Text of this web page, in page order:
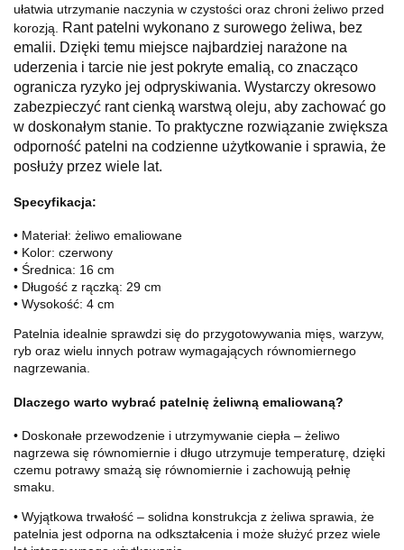
ułatwia utrzymanie naczynia w czystości oraz chroni żeliwo przed
korozją.
Rant patelni wykonano z surowego żeliwa, bez
emalii. Dzięki temu miejsce najbardziej narażone na
uderzenia i tarcie nie jest pokryte emalią, co znacząco
ogranicza ryzyko jej odpryskiwania. Wystarczy okresowo
zabezpieczyć rant cienką warstwą oleju, aby zachować go
w doskonałym stanie. To praktyczne rozwiązanie zwiększa
odporność patelni na codzienne użytkowanie i sprawia, że
posłuży przez wiele lat.
Specyfikacja:
• Materiał: żeliwo emaliowane
• Kolor: czerwony
• Średnica: 16 cm
• Długość z rączką: 29 cm
• Wysokość: 4 cm
Patelnia idealnie sprawdzi się do przygotowywania mięs, warzyw,
ryb oraz wielu innych potraw wymagających równomiernego
nagrzewania.
Dlaczego warto wybrać patelnię żeliwną emaliowaną?
• Doskonałe przewodzenie i utrzymywanie ciepła – żeliwo
nagrzewa się równomiernie i długo utrzymuje temperaturę, dzięki
czemu potrawy smażą się równomiernie i zachowują pełnię
smaku.
• Wyjątkowa trwałość – solidna konstrukcja z żeliwa sprawia, że
patelnia jest odporna na odkształcenia i może służyć przez wiele